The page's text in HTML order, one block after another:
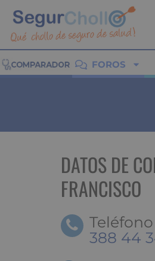
FOROS
DATOS DE
FRANCISCO
388 44